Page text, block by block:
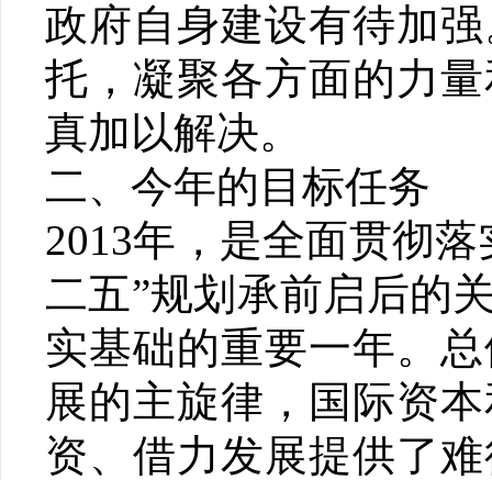
政府自身建设有待加
托，凝聚各方面的力
真加以解决。
二、今年的目标任务
2013年，是全面贯彻
二五”规划承前启后的
实基础的重要一年。
展的主旋律，国际资
资、借力发展提供了